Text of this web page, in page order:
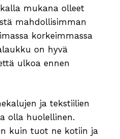
mukana olleet
mahdollisimman
korkeimmassa
on hyvä
ulkoa ennen
ja tekstiilien
olla huolellinen.
kuin tuot ne kotiin ja